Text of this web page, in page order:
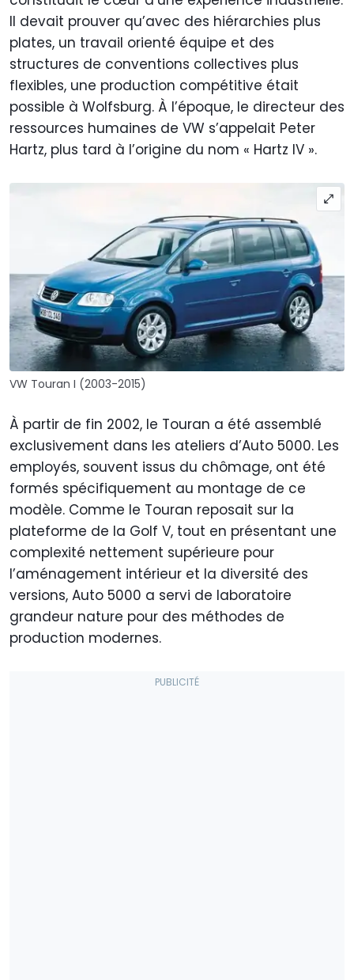
Il devait prouver qu’avec des hiérarchies plus
plates, un travail orienté équipe et des
structures de conventions collectives plus
flexibles, une production compétitive était
possible à Wolfsburg. À l’époque, le directeur des
ressources humaines de VW s’appelait Peter
Hartz, plus tard à l’origine du nom « Hartz IV ».
VW Touran I (2003-2015)
À partir de fin 2002, le Touran a été assemblé
exclusivement dans les ateliers d’Auto 5000. Les
employés, souvent issus du chômage, ont été
formés spécifiquement au montage de ce
modèle. Comme le Touran reposait sur la
plateforme de la Golf V, tout en présentant une
complexité nettement supérieure pour
l’aménagement intérieur et la diversité des
versions, Auto 5000 a servi de laboratoire
grandeur nature pour des méthodes de
production modernes.